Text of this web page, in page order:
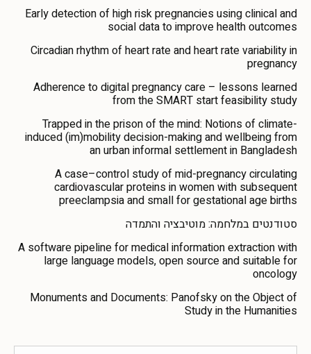
Early detection of high risk pregnancies using clinical and
social data to improve health outcomes
Circadian rhythm of heart rate and heart rate variability in
pregnancy
Adherence to digital pregnancy care – lessons learned
from the SMART start feasibility study
Trapped in the prison of the mind: Notions of climate-
induced (im)mobility decision-making and wellbeing from
an urban informal settlement in Bangladesh
A case–control study of mid-pregnancy circulating
cardiovascular proteins in women with subsequent
preeclampsia and small for gestational age births
סטודנטים במלחמה: מוטיבציה והתמדה
A software pipeline for medical information extraction with
large language models, open source and suitable for
oncology
Monuments and Documents: Panofsky on the Object of
Study in the Humanities